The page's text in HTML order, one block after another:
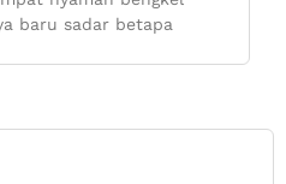
baru sadar betapa